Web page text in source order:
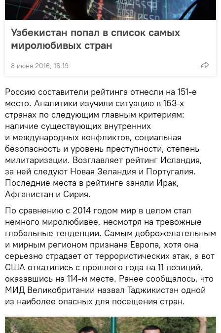
Узбекистан попал в список самых
миролюбивых стран
8 июня 2016, 16:19
Россию составители рейтинга отнесли на 151-е
место. Аналитики изучили ситуацию в 163-х
странах по следующим главным критериям:
наличие существующих внутренних
и международных конфликтов, социальная
безопасность и уровень преступности, степень
милитаризации. Возглавляет рейтинг Исландия,
за ней следуют Новая Зеландия и Португалия.
Последние места в рейтинге заняли Ирак,
Афганистан и Сирия.
По сравнению с 2014 годом мир в целом стал
немного миролюбивее, несмотря на тревожные
глобальные тенденции. Самым доброжелательным
и мирным регионом признана Европа, хотя она
серьезно страдает от террористических атак, а вот
США откатились с прошлого года на 11 позиций,
оказавшись на 114-м месте. Ранее сообщалось, что
МИД Великобритании назвал Таджикистан одной
из наиболее опасных для посещения стран.